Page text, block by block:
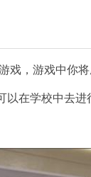
戏，游戏中你
在学校中去